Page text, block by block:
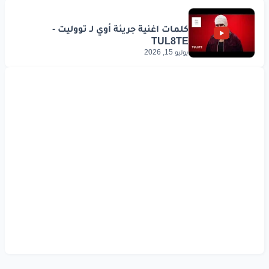
يوليو 15, 2026